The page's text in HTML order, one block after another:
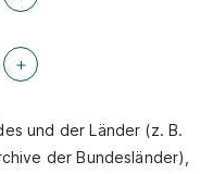
und der Länder (z. B.
der Bundesländer),